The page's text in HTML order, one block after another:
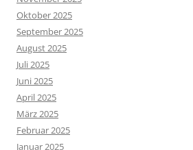
Oktober 2025
September 2025
August 2025
Juli 2025
Juni 2025
April 2025
März 2025
Februar 2025
Januar 2025